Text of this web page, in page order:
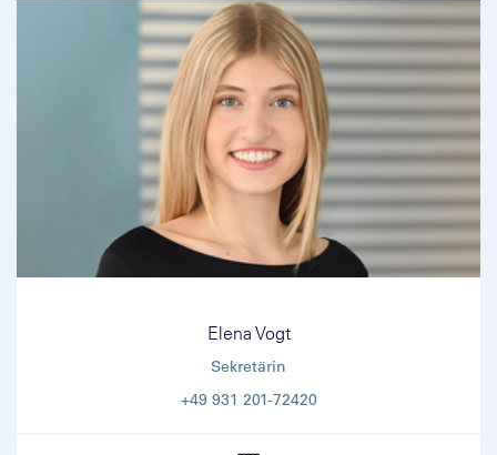
Elena Vogt
Sekretärin
+49 931 201-72420